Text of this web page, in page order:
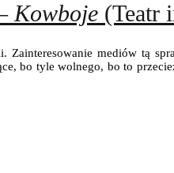
Kowboje (Teatr
mediów tą
bo tyle wolnego, bo to